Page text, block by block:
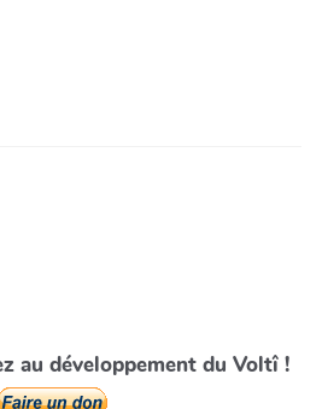
au développement du Voltî !